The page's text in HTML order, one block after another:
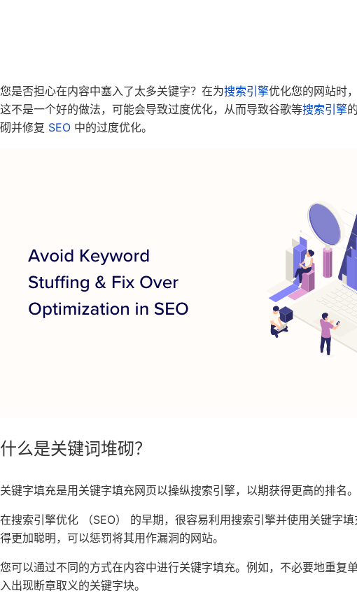
您是否担心在内容中塞入了太多关键字？在为搜索引擎优化您的网站时
这不是一个好的做法，可能会导致过度优化，从而导致谷歌等搜索引擎
砌并修复 SEO 中的过度优化。
什么是关键词堆砌？
关键字填充是用关键字填充网页以操纵搜索引擎，以期获得更高的排名。
在搜索引擎优化 （SEO） 的早期，很容易利用搜索引擎并使用关键字
得更加聪明，可以惩罚将其用作漏洞的网站。
您可以通过不同的方式在内容中进行关键字填充。例如，不必要地重复
入出现断章取义的关键字块。